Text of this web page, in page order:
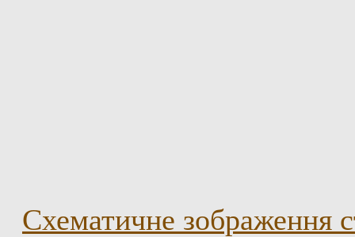
Схематичне зображення